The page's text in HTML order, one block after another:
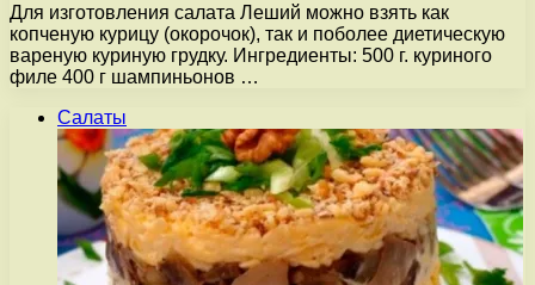
Для изготовления салата Леший можно взять как
копченую курицу (окорочок), так и поболее диетическую
вареную куриную грудку. Ингредиенты: 500 г. куриного
филе 400 г шампиньонов …
Салаты